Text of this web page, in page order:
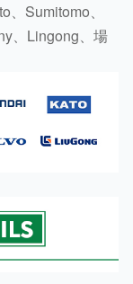
Sumitomo、
、Lingong、場